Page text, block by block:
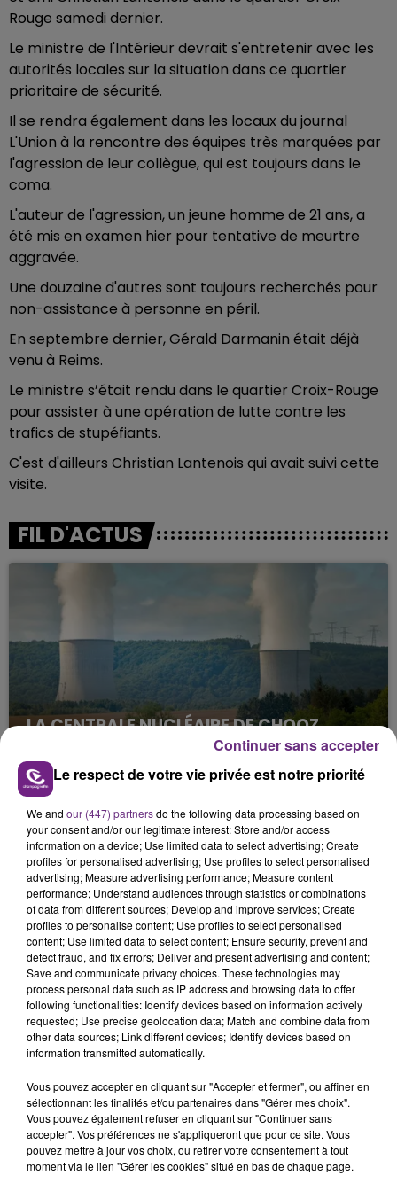
Rouge samedi dernier.
Le ministre de l'Intérieur devrait s'entretenir avec les
autorités locales sur la situation dans ce quartier
prioritaire de sécurité.
Il se rendra également dans les locaux du journal
L'Union à la rencontre des équipes très marquées par
l'agression de leur collègue, qui est toujours dans le
coma.
L'auteur de l'agression, un jeune homme de 21 ans, a
été mis en examen hier pour tentative de meurtre
aggravée.
Une douzaine d'autres sont toujours recherchés pour
non-assistance à personne en péril.
En septembre dernier, Gérald Darmanin était déjà
venu à Reims.
Le ministre s’était rendu dans le quartier Croix-Rouge
pour assister à une opération de lutte contre les
trafics de stupéfiants.
C'est d'ailleurs Christian Lantenois qui avait suivi cette
visite.
FIL D'ACTUS
LA CENTRALE NUCLÉAIRE DE CHOOZ
Cela fait déjà une semaine que la centrale
nucléaire ardennaise est à l'arrêt. Une situation
justifiée par la sécheresse intense qui est toujours
présente.
LE MAGASIN JOUÉCLUB DE REIMS FERME
SES PORTES
C'était l'une des institutions du centre-ville
rémois. Le magasin JouéClub est contraint de
fermer ses portes.
TITRES DIFFUSÉS
3h22
3h22 3h19
3h19
Le respect de votre vie privée est notre priorité
We and our (447) partnersdo the following data processing based on
your consent and/or our legitimate interest: Store and/or access
information on a device; Use limited data to select advertising; Create
profiles for personalised advertising; Use profiles to select personalised
advertising; Measure advertising performance; Measure content
performance; Understand audiences through statistics or combinations
of data from different sources; Develop and improve services; Create
profiles to personalise content; Use profiles to select personalised
content; Use limited data to select content; Ensure security, prevent and
detect fraud, and fix errors; Deliver and present advertising and content;
Save and communicate privacy choices. These technologies may
process personal data such as IP address and browsing data to offer
following functionalities: Identify devices based on information actively
requested; Use precise geolocation data; Match and combine data from
other data sources; Link different devices; Identify devices based on
information transmitted automatically.
Vous pouvez accepter en cliquant sur "Accepter et fermer", ou affiner en
sélectionnant les finalités et/ou partenaires dans "Gérer mes choix".
Vous pouvez également refuser en cliquant sur "Continuer sans
accepter". Vos préférences ne s'appliqueront que pour ce site. Vous
pouvez mettre à jour vos choix, ou retirer votre consentement à tout
moment via le lien "Gérer les cookies" situé en bas de chaque page.
Continuer sans accepter